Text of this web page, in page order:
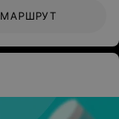
МАРШРУТ